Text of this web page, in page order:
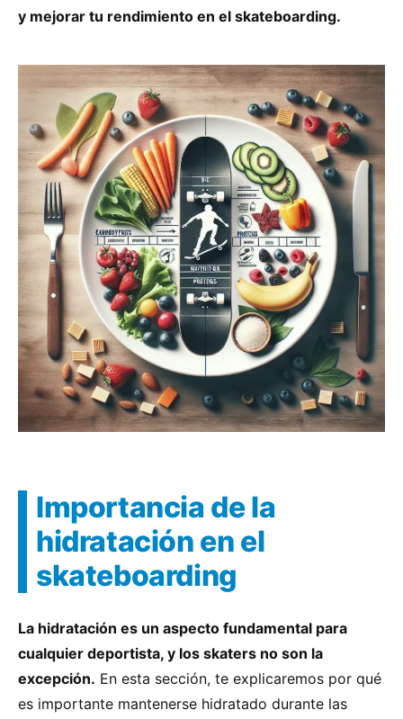
y mejorar tu rendimiento en el skateboarding.
Importancia de la
hidratación en el
skateboarding
La hidratación es un aspecto fundamental para
cualquier deportista, y los skaters no son la
excepción. En esta sección, te explicaremos por qué
es importante mantenerse hidratado durante las